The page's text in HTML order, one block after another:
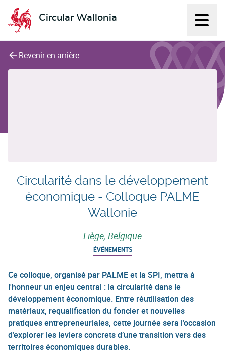
Circular Wallonia
L'économie circulaire
Revenir en arrière
Circularité dans le développement
économique - Colloque PALME
Wallonie
Liège, Belgique
ÉVÉNEMENTS
Ce colloque, organisé par PALME et la SPI, mettra à
l'honneur un enjeu central : la circularité dans le
développement économique. Entre réutilisation des
matériaux, requalification du foncier et nouvelles
pratiques entrepreneuriales, cette journée sera l’occasion
d’explorer les leviers concrets d’une transition vers des
territoires économiques durables.